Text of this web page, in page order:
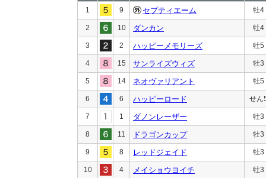
1 9 セプティエーム 牡4
2 10 ダンカン 牡4
3 2 ハッピーメモリーズ 牡5
4 15 サンライズウィズ 牡3
5 14 ネオヴァリアント 牡5
6 6 ハッピーロード せん
7 1 ダノンレーザー 牡3
8 11 ドラゴンカップ 牡3
9 8 レッドジェイド 牡3
10 4 メイショウヨイチ 牡3